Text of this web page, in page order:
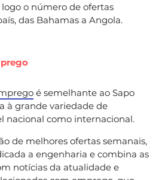
o número de ofertas
das Bahamas a Angola.
é semelhante ao Sapo
à grande variedade de
nacional como internacional.
de melhores ofertas semanais,
a engenharia e combina as
notícias da atualidade e